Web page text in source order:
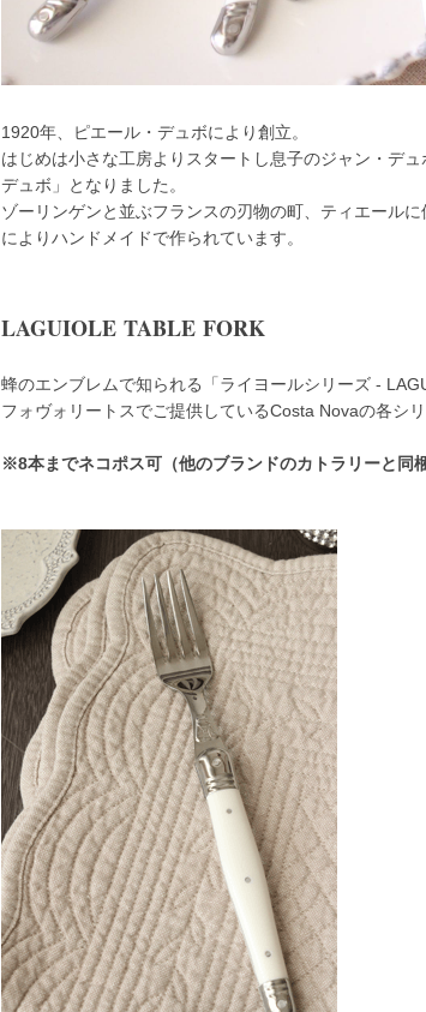
1920年、ピエール・デュボにより創立。
はじめは小さな工房よりスタートし息子のジャン・デ
デュボ」となりました。
ゾーリンゲンと並ぶフランスの刃物の町、ティエール
によりハンドメイドで作られています。
LAGUIOLE TABLE FORK
蜂のエンブレムで知られる「ライヨールシリーズ -
フォヴォリートスでご提供しているCosta Novaの各シ
※8本までネコポス可（他のブランドのカトラリーと同梱